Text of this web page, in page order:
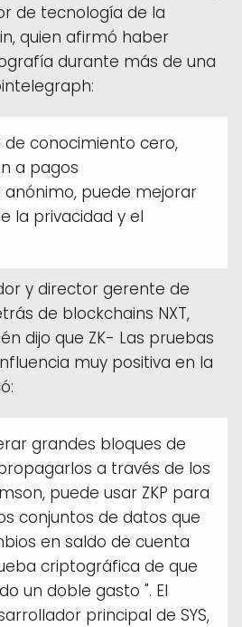
de tecnología de la
quien afirmó haber
durante más de una
de conocimiento cero,
a pagos
puede mejorar
la privacidad y el
y director gerente de
de blockchains NXT,
dijo que ZK- Las pruebas
muy positiva en la
grandes bloques de
a través de los
puede usar ZKP para
conjuntos de datos que
en saldo de cuenta
criptográfica de que
un doble gasto ". El
principal de SYS,